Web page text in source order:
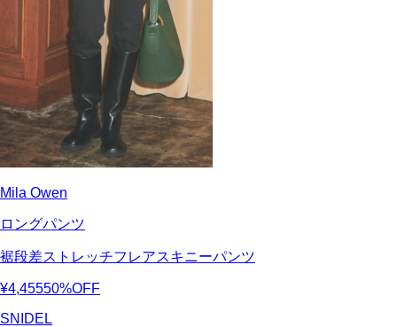
Mila Owen
ロングパンツ
裾段差ストレッチフレアスキニーパンツ
¥4,45550%OFF
SNIDEL